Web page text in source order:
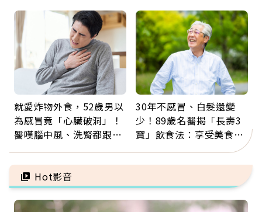
管發炎
就愛炸物外食，52歲男以
為感冒竟「心臟破洞」！
醫嘆腦中風、洗腎都跟它
救
30年不感冒、白髮還變
少！89歲名醫揭「長壽3
寶」飲食法：享受美食不
忌口，偶爾也該吃點肉
Hot影音